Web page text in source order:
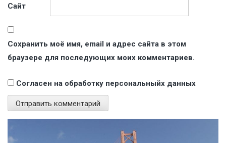
Сайт
Сохранить моё имя, email и адрес сайта в этом
браузере для последующих моих комментариев.
Согласен на обработку персональныйх данных